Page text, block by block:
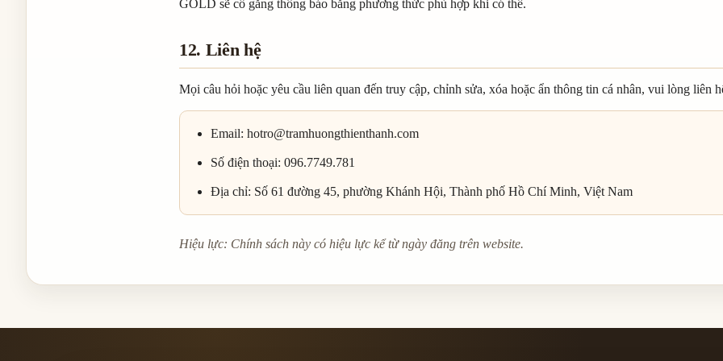
GOLD sẽ cố gắng thông báo bằng phương thức phù hợp khi có thể.
12. Liên hệ
Mọi câu hỏi hoặc yêu cầu liên quan đến truy cập, chỉnh sửa, xóa hoặc ẩn thông tin cá nhân, vui lòng liên
Email: hotro@tramhuongthienthanh.com
Số điện thoại: 096.7749.781
Địa chỉ: Số 61 đường 45, phường Khánh Hội, Thành phố Hồ Chí Minh, Việt Nam
Hiệu lực: Chính sách này có hiệu lực kể từ ngày đăng trên website.